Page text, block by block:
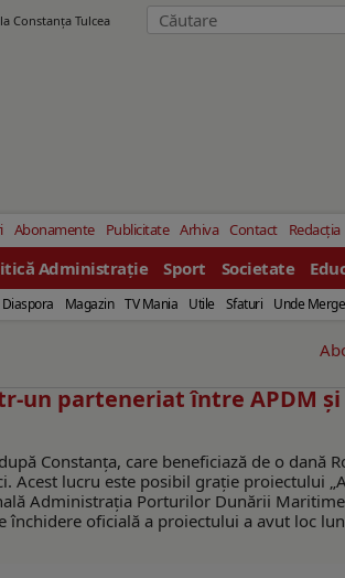
Constanţa Tulcea
Abonamente Publicitate Arhiva Contact Redacția
Administrație Sport Societate
Diaspora Magazin TV Mania Utile Sfaturi Unde
un parteneriat între APDM
Constanța, care beneficiază de o dană
lucru este posibil grație proiectului
Administrația Porturilor Dunării Maritime
închidere oficială a proiectului a avut loc